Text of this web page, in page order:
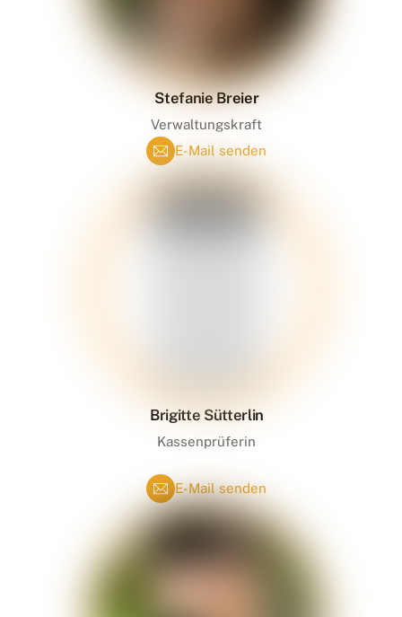
Stefanie Breier
Verwaltungskraft
E-Mail senden
Brigitte Sütterlin
Kassenprüferin
E-Mail senden